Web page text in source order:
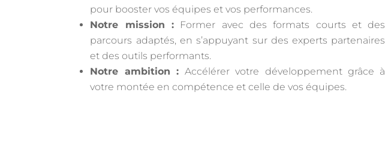
pour booster vos équipes et vos performances.
Notre mission : Former avec des formats courts et des
parcours adaptés, en s’appuyant sur des experts partenaires
et des outils performants.
Notre ambition : Accélérer votre développement grâce à
votre montée en compétence et celle de vos équipes.